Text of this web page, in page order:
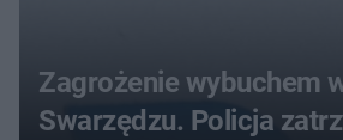
Zagrożenie wybuchem
Swarzędzu. Policja